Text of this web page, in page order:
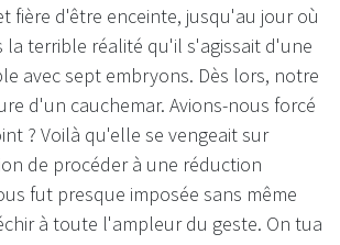
fière d'être enceinte, jusqu'au jour où
la terrible réalité qu'il s'agissait d'une
avec sept embryons. Dès lors, notre
d'un cauchemar. Avions-nous forcé
? Voilà qu'elle se vengeait sur
de procéder à une réduction
fut presque imposée sans même
à toute l'ampleur du geste. On tua